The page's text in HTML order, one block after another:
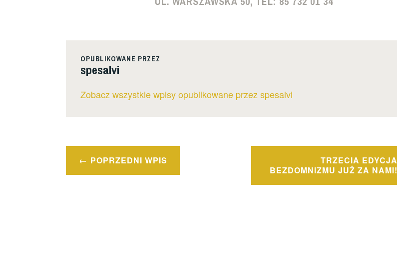
OPUBLIKOWANE PRZEZ
spesalvi
Zobacz wszystkie wpisy opublikowane przez spesalvi
Nawigacja
wpisu
POPRZEDNI WPIS
TRZECIA EDYCJA
BEZDOMNIZMU JUŻ ZA NAMI!